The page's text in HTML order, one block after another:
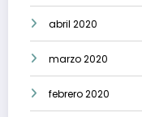
abril 2020
marzo 2020
febrero 2020